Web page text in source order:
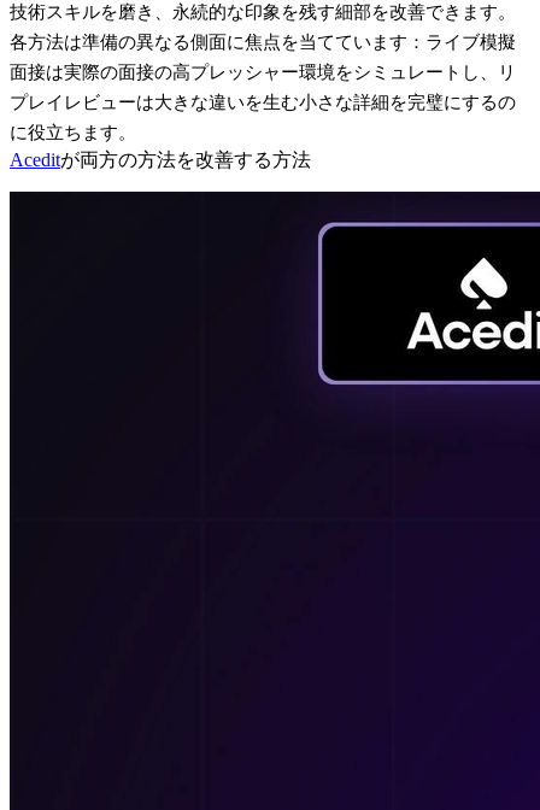
技術スキルを磨き、永続的な印象を残す細部を改善できます。
各方法は準備の異なる側面に焦点を当てています：ライブ模擬
面接は実際の面接の高プレッシャー環境をシミュレートし、リ
プレイレビューは大きな違いを生む小さな詳細を完璧にするの
に役立ちます。
Aceditが両方の方法を改善する方法